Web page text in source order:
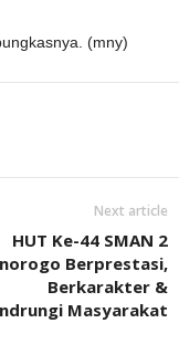
(mny)
Next article
HUT Ke-44 SMAN 2
Berprestasi,
Berkarakter &
Masyarakat